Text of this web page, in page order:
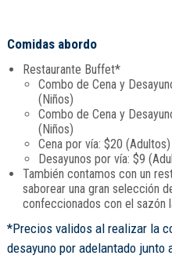
Comidas abordo
Restaurante Buffet*
Combo de Cena y
(Niños)
Combo de Cena y
(Niños)
Cena por vía: $20
Desayunos por vía: $9
También contamos con un
saborear una gran selección
confeccionados con el sazón
*Precios validos al realizar la
desayuno por adelantado junto